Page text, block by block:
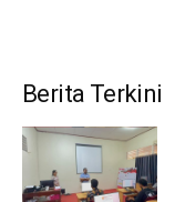
Berita Terkini